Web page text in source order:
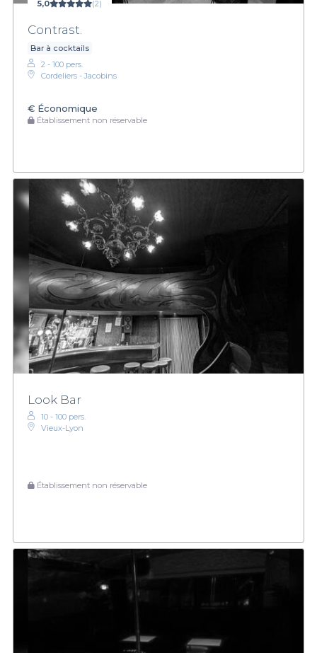
5,0 (2)
Contrast.
Bar à cocktails
2 - 100 pers.
Cordeliers - Jacobins
€ Économique
Établissement non réservable
Look Bar
10 - 100 pers.
Vieux-Lyon
Établissement non réservable